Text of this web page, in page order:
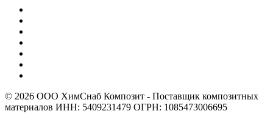
© 2026 ООО ХимСнаб Композит - Поставщик композитных
материалов ИНН: 5409231479 ОГРН: 1085473006695